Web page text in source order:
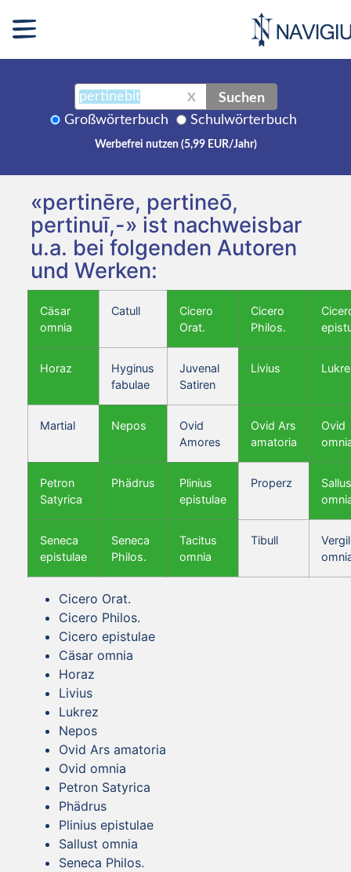
X Suchen
Großwörterbuch Schulwörterbuch
Werbefrei nutzen (5,99 EUR/Jahr)
«pertinēre, pertineō,
pertinuī,-» ist nachweisbar
u.a. bei folgenden Autoren
und Werken:
Cäsar
omnia
Catull
Cicero
Orat.
Cicero
Philos.
Horaz
Hyginus
fabulae
Juvenal
Satiren
Livius
Martial Nepos
Ovid
Amores
Ovid Ars
amatoria
Ovid
Petron
Satyrica
Phädrus
Plinius
epistulae
Properz
Seneca
epistulae
Seneca
Philos.
Tacitus
omnia
Tibull
Vergil
Cicero Orat.
Cicero Philos.
Cicero epistulae
Cäsar omnia
Horaz
Livius
Lukrez
Nepos
Ovid Ars amatoria
Ovid omnia
Petron Satyrica
Phädrus
Plinius epistulae
Sallust omnia
Seneca Philos.